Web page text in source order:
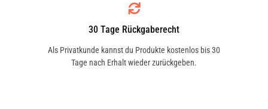
30 Tage Rückgaberecht
Als Privatkunde kannst du Produkte kostenlos bis 30
Tage nach Erhalt wieder zurückgeben.